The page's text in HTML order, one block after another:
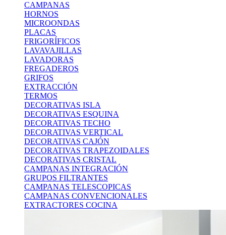
CAMPANAS
HORNOS
MICROONDAS
PLACAS
FRIGORÍFICOS
LAVAVAJILLAS
LAVADORAS
FREGADEROS
GRIFOS
EXTRACCIÓN
TERMOS
DECORATIVAS ISLA
DECORATIVAS ESQUINA
DECORATIVAS TECHO
DECORATIVAS VERTICAL
DECORATIVAS CAJÓN
DECORATIVAS TRAPEZOIDALES
DECORATIVAS CRISTAL
CAMPANAS INTEGRACIÓN
GRUPOS FILTRANTES
CAMPANAS TELESCOPICAS
CAMPANAS CONVENCIONALES
EXTRACTORES COCINA